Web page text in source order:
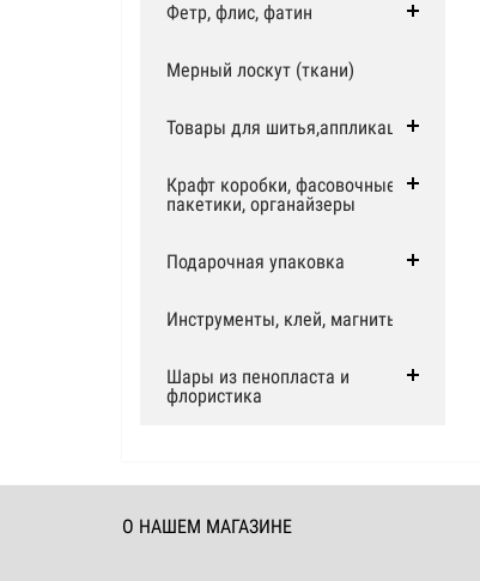
Фетр, флис, фатин
Мерный лоскут (ткани)
Товары для шитья,аппликации
Крафт коробки, фасовочные
пакетики, органайзеры
Подарочная упаковка
Инструменты, клей, магниты
Шары из пенопласта и
флористика
О НАШЕМ МАГАЗИНЕ